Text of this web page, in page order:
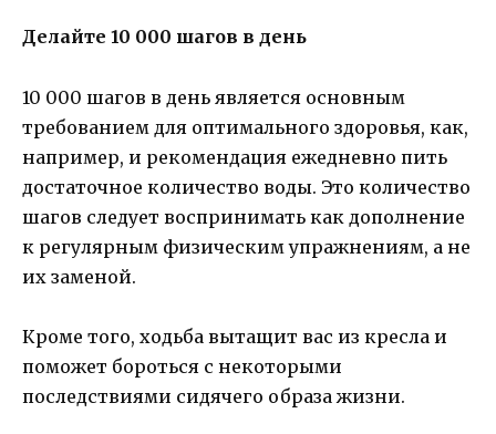
Делайте 10 000 шагов в день
10 000 шагов в день является основным
требованием для оптимального здоровья, как,
например, и рекомендация ежедневно пить
достаточное количество воды. Это количество
шагов следует воспринимать как дополнение
к регулярным физическим упражнениям, а не
их заменой.
Кроме того, ходьба вытащит вас из кресла и
поможет бороться с некоторыми
последствиями сидячего образа жизни.